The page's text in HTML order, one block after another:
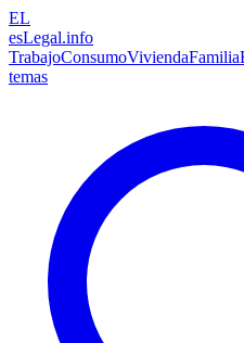
EL
esLegal.info
TrabajoConsumoViviendaFamilia
temas